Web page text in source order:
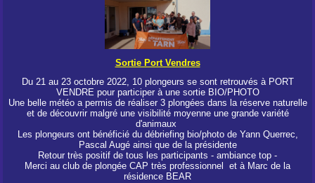
Sortie Port Vendres
Du 21 au 23 octobre 2022, 10 plongeurs se sont retrouvés à PORT
VENDRE pour participer à une sortie BIO/PHOTO
Une belle météo a permis de réaliser 3 plongées dans la réserve naturelle
et de découvrir malgré une visibilité moyenne une grande variété
d'animaux
Les plongeurs ont bénéficié du débriefing bio/photo de Yann Querrec,
Pascal Augé ainsi que de la présidente
Retour très positif de tous les participants - ambiance top -
Merci au club de plongée CAP très professionnel et à Marc de la
résidence BEAR